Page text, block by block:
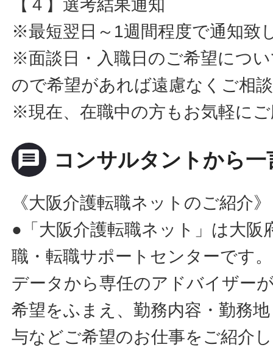
【４】選考結果通知
※最短翌日～1週間程度で通知致
※面談日・入職日のご希望につ
ので希望があれば遠慮なくご相
※現在、在職中の方もお気軽に
message コンサルタントから一
《大阪介護転職ネットのご紹介》
●「大阪介護転職ネット」は大阪
職・転職サポートセンターです
データから専任のアドバイザー
希望をふまえ、勤務内容・勤務
与などご希望のお仕事をご紹介